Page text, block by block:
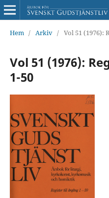
Hem / Arkiv / Vol 51 (1976):
Vol 51 (1976):
1-50